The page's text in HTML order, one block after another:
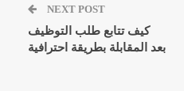
NEXT POST
كيف تتابع طلب التوظيف
بعد المقابلة بطريقة احترافية